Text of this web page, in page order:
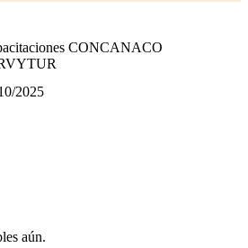
CONCANACO
2025
aún.